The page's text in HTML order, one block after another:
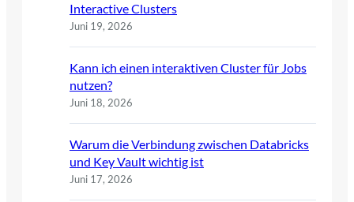
Interactive Clusters
Juni 19, 2026
Kann ich einen interaktiven Cluster für Jobs
nutzen?
Juni 18, 2026
Warum die Verbindung zwischen Databricks
und Key Vault wichtig ist
Juni 17, 2026